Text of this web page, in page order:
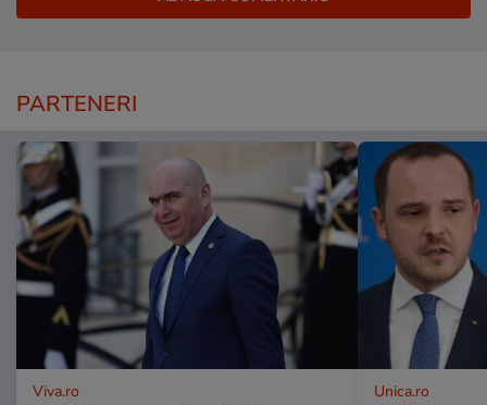
PARTENERI
Viva.ro Unica.ro